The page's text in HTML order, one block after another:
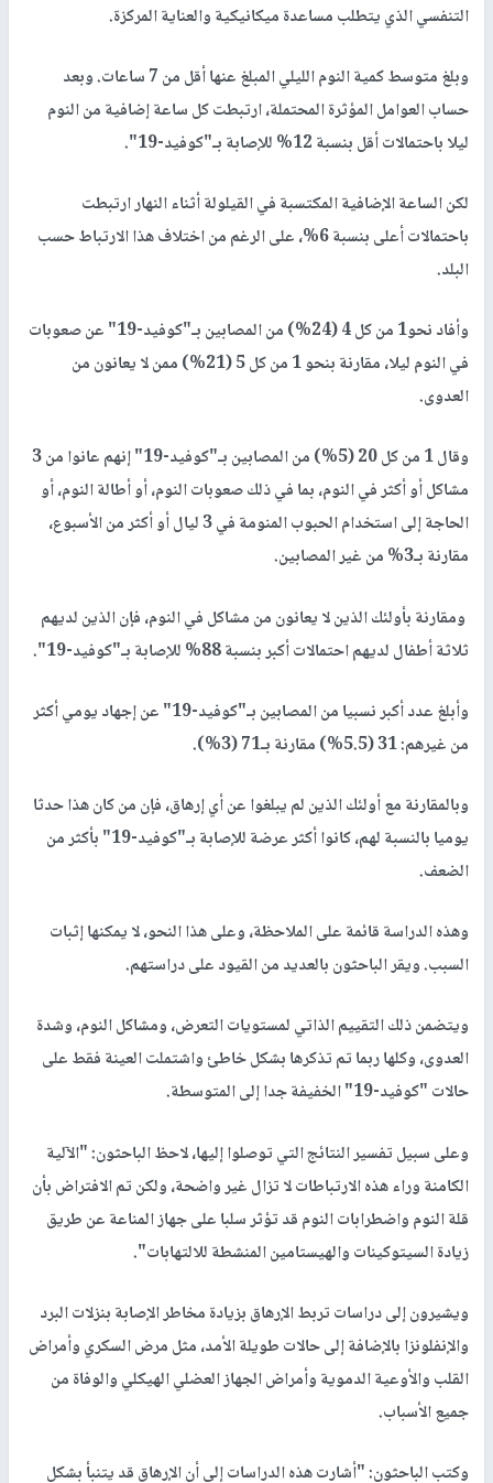
التنفسي الذي يتطلب مساعدة ميكانيكية والعناية المركزة.
وبلغ متوسط ​​كمية النوم الليلي المبلغ عنها أقل من 7 ساعات. وبعد
حساب العوامل المؤثرة المحتملة، ارتبطت كل ساعة إضافية من النوم
ليلا باحتمالات أقل بنسبة 12% للإصابة بـ"كوفيد-19".
لكن الساعة الإضافية المكتسبة في القيلولة أثناء النهار ارتبطت
باحتمالات أعلى بنسبة 6%، على الرغم من اختلاف هذا الارتباط حسب
البلد.
وأفاد نحو1 من كل 4 (24%) من المصابين بـ"كوفيد-19" عن صعوبات
في النوم ليلا، مقارنة بنحو 1 من كل 5 (21%) ممن لا يعانون من
العدوى.
وقال 1 من كل 20 (5%) من المصابين بـ"كوفيد-19" إنهم عانوا من 3
مشاكل أو أكثر في النوم، بما في ذلك صعوبات النوم، أو أطالة النوم، أو
الحاجة إلى استخدام الحبوب المنومة في 3 ليال أو أكثر من الأسبوع،
مقارنة بـ3% من غير المصابين.
ومقارنة بأولئك الذين لا يعانون من مشاكل في النوم، فإن الذين لديهم
ثلاثة أطفال لديهم احتمالات أكبر بنسبة 88% للإصابة بـ"كوفيد-19".
وأبلغ عدد أكبر نسبيا من المصابين بـ"كوفيد-19" عن إجهاد يومي أكثر
من غيرهم: 31 (5.5%) مقارنة بـ71 (3%).
وبالمقارنة مع أولئك الذين لم يبلغوا عن أي إرهاق، فإن من كان هذا حدثا
يوميا بالنسبة لهم، كانوا أكثر عرضة للإصابة بـ"كوفيد-19" بأكثر من
الضعف.
وهذه الدراسة قائمة على الملاحظة، وعلى هذا النحو، لا يمكنها إثبات
السبب. ويقر الباحثون بالعديد من القيود على دراستهم.
ويتضمن ذلك التقييم الذاتي لمستويات التعرض، ومشاكل النوم، وشدة
العدوى، وكلها ربما تم تذكرها بشكل خاطئ واشتملت العينة فقط على
حالات "كوفيد-19" الخفيفة جدا إلى المتوسطة.
وعلى سبيل تفسير النتائج التي توصلوا إليها، لاحظ الباحثون: "الآلية
الكامنة وراء هذه الارتباطات لا تزال غير واضحة، ولكن تم الافتراض بأن
قلة النوم واضطرابات النوم قد تؤثر سلبا على جهاز المناعة عن طريق
زيادة السيتوكينات والهيستامين المنشطة للالتهابات".
ويشيرون إلى دراسات تربط الإرهاق بزيادة مخاطر الإصابة بنزلات البرد
والإنفلونزا بالإضافة إلى حالات طويلة الأمد، مثل مرض السكري وأمراض
القلب والأوعية الدموية وأمراض الجهاز العضلي الهيكلي والوفاة من
جميع الأسباب.
وكتب الباحثون: "أشارت هذه الدراسات إلى أن الإرهاق قد يتنبأ بشكل